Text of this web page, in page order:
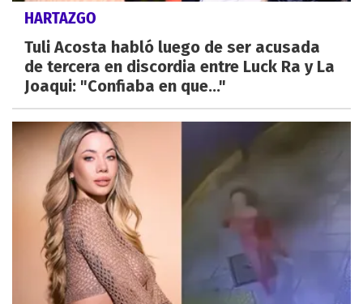
HARTAZGO
Tuli Acosta habló luego de ser acusada
de tercera en discordia entre Luck Ra y La
Joaqui: "Confiaba en que..."